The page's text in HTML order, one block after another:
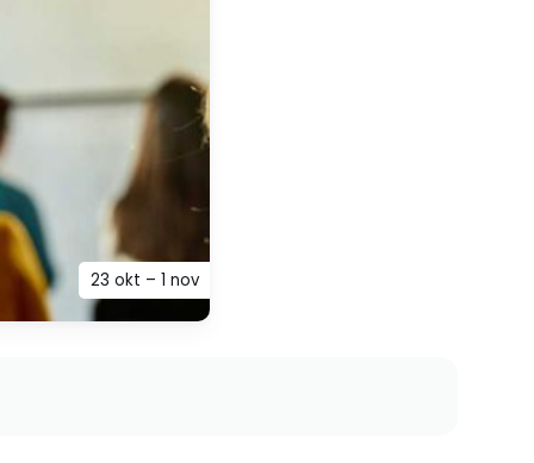
23 okt – 1 nov